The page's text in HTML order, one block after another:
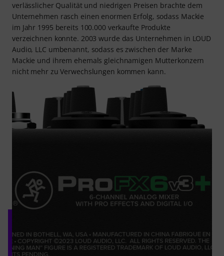
verlässlicher Qualität und niedrigen Preisen brachte dem
Unternehmen rasch einen enormen Erfolg, sodass Mackie
im Jahr 1995 bereits 100.000 verkaufte Produkte
verzeichnen konnte. 2003 wurde das Unternehmen in LOUD
Audio, LLC umbenannt, sodass es zwischen der Marke
Mackie und ihrem ehemals gleichnamigen Mutterkonzern
nicht mehr zu Verwechslungen kommen kann.